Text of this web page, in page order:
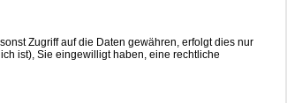
Zugriff auf die Daten gewähren, erfolgt dies nur
ist), Sie eingewilligt haben, eine rechtliche